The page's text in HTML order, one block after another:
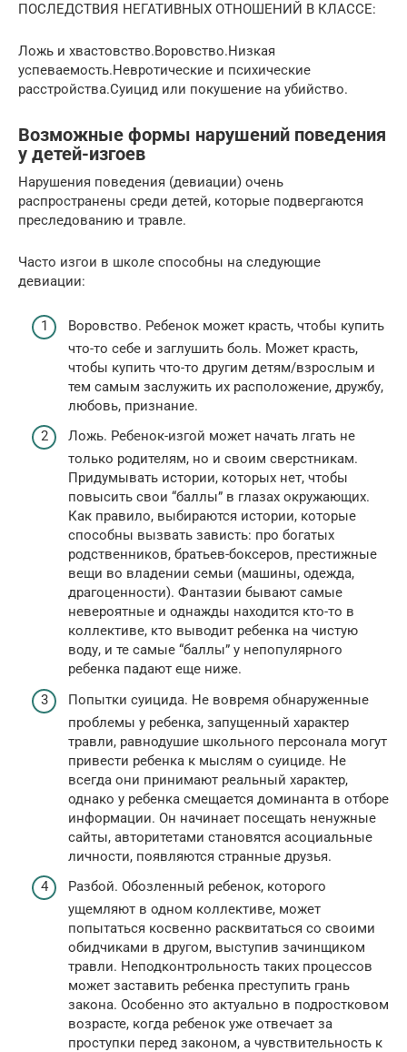
ПОСЛЕДСТВИЯ НЕГАТИВНЫХ ОТНОШЕНИЙ В КЛАССЕ:
Ложь и хвастовство.Воровство.Низкая
успеваемость.Невротические и психические
расстройства.Суицид или покушение на убийство.
Возможные формы нарушений поведения
у детей-изгоев
Нарушения поведения (девиации) очень
распространены среди детей, которые подвергаются
преследованию и травле.
Часто изгои в школе способны на следующие
девиации:
Воровство. Ребенок может красть, чтобы купить
что-то себе и заглушить боль. Может красть,
чтобы купить что-то другим детям/взрослым и
тем самым заслужить их расположение, дружбу,
любовь, признание.
Ложь. Ребенок-изгой может начать лгать не
только родителям, но и своим сверстникам.
Придумывать истории, которых нет, чтобы
повысить свои “баллы” в глазах окружающих.
Как правило, выбираются истории, которые
способны вызвать зависть: про богатых
родственников, братьев-боксеров, престижные
вещи во владении семьи (машины, одежда,
драгоценности). Фантазии бывают самые
невероятные и однажды находится кто-то в
коллективе, кто выводит ребенка на чистую
воду, и те самые “баллы” у непопулярного
ребенка падают еще ниже.
Попытки суицида. Не вовремя обнаруженные
проблемы у ребенка, запущенный характер
травли, равнодушие школьного персонала могут
привести ребенка к мыслям о суициде. Не
всегда они принимают реальный характер,
однако у ребенка смещается доминанта в отборе
информации. Он начинает посещать ненужные
сайты, авторитетами становятся асоциальные
личности, появляются странные друзья.
Разбой. Обозленный ребенок, которого
ущемляют в одном коллективе, может
попытаться косвенно расквитаться со своими
обидчиками в другом, выступив зачинщиком
травли. Неподконтрольность таких процессов
может заставить ребенка преступить грань
закона. Особенно это актуально в подростковом
возрасте, когда ребенок уже отвечает за
проступки перед законом, а чувствительность к